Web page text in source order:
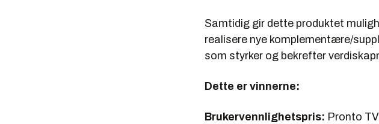
Samtidig gir dette produktet
realisere nye komplementære/
som styrker og bekrefter
Dette er vinnerne:
Brukervennlighetspris: Pronto TV